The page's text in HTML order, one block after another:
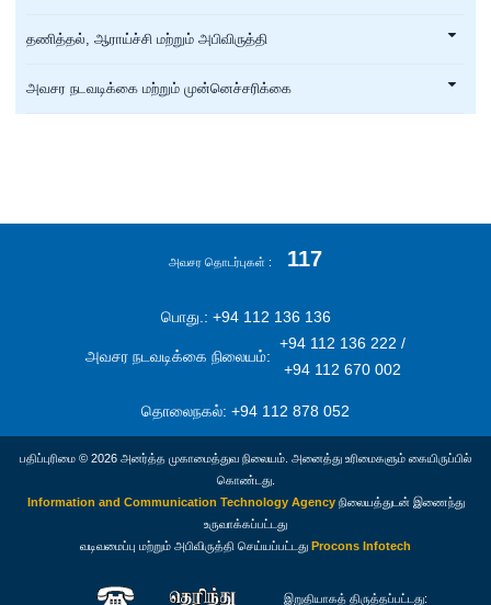
தணித்தல், ஆராய்ச்சி மற்றும் அபிவிருத்தி
அவசர நடவடிக்கை மற்றும் முன்னெச்சரிக்கை
அவசர தொடர்புகள் 117
பொது.: +94 112 136 136
அவசர நடவடிக்கை நிலையம்:
+94 112 136 222 /
+94 112 670 002
தொலைநகல்: +94 112 878 052
பதிப்புரிமை © 2026 அனர்த்த முகாமைத்துவ நிலையம். அனைத்து உரிமைகளும் கையிருப்பில்
கொண்டது.
Information and Communication Technology Agencyநிலையத்துடன் இணைந்து
உருவாக்கப்பட்டது
வடிவமைப்பு மற்றும் அபிவிருத்தி செய்யப்பட்டது Procons Infotech
இறுதியாகத் திருத்தப்பட்டது: